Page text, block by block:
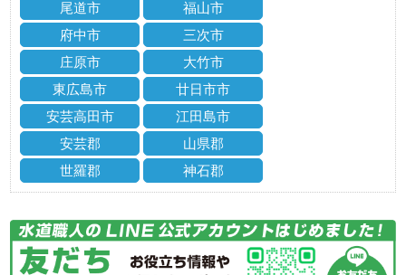
尾道市
福山市
府中市
三次市
庄原市
大竹市
東広島市
廿日市市
安芸高田市
江田島市
安芸郡
山県郡
世羅郡
神石郡